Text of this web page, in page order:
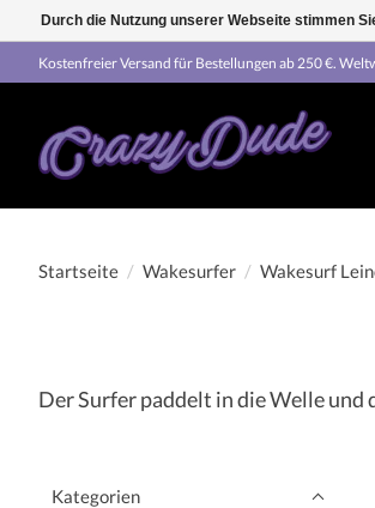
Kostenfreier Versand für Bestellungen ab 250 €.
Startseite / Wakesurfer / Wakesurf
Der Surfer paddelt in die Welle und
Kategorien
Durch die Nutzung unserer Webseite stimmen